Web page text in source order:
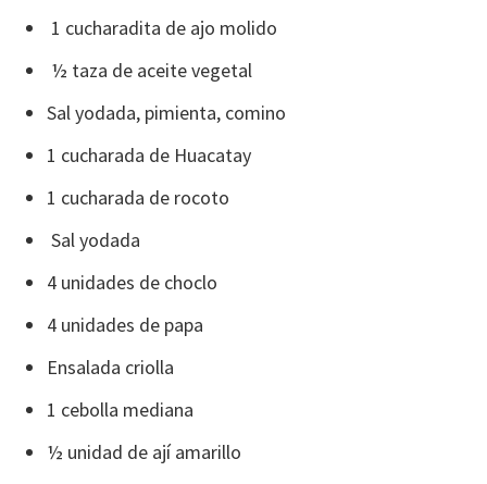
1 cucharadita de ajo molido
½ taza de aceite vegetal
Sal yodada, pimienta, comino
1 cucharada de Huacatay
1 cucharada de rocoto
Sal yodada
4 unidades de choclo
4 unidades de papa
Ensalada criolla
1 cebolla mediana
½ unidad de ají amarillo